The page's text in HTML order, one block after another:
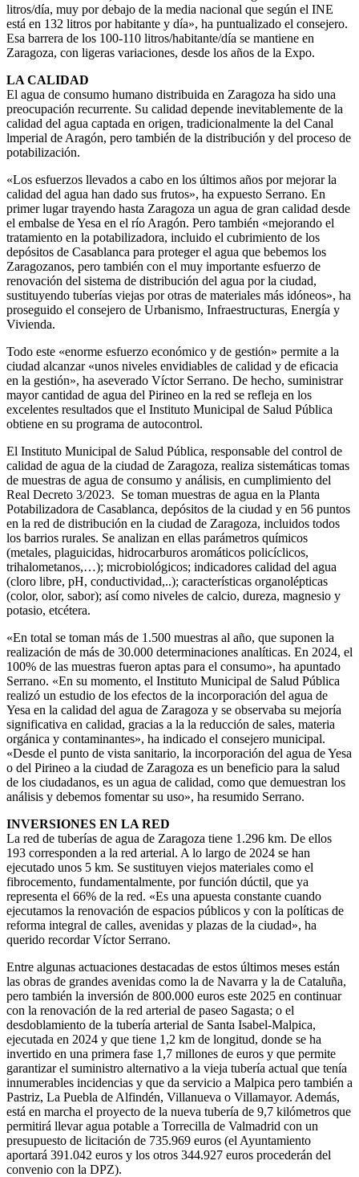
litros/día, muy por debajo de la media nacional que según el INE
está en 132 litros por habitante y día», ha puntualizado el consejero.
Esa barrera de los 100-110 litros/habitante/día se mantiene en
Zaragoza, con ligeras variaciones, desde los años de la Expo.
LA CALIDAD
El agua de consumo humano distribuida en Zaragoza ha sido una
preocupación recurrente. Su calidad depende inevitablemente de la
calidad del agua captada en origen, tradicionalmente la del Canal
lmperial de Aragón, pero también de la distribución y del proceso de
potabilización.
«Los esfuerzos llevados a cabo en los últimos años por mejorar la
calidad del agua han dado sus frutos», ha expuesto Serrano. En
primer lugar trayendo hasta Zaragoza un agua de gran calidad desde
el embalse de Yesa en el río Aragón. Pero también «mejorando el
tratamiento en la potabilizadora, incluido el cubrimiento de los
depósitos de Casablanca para proteger el agua que bebemos los
Zaragozanos, pero también con el muy importante esfuerzo de
renovación del sistema de distribución del agua por la ciudad,
sustituyendo tuberías viejas por otras de materiales más idóneos», ha
proseguido el consejero de Urbanismo, Infraestructuras, Energía y
Vivienda.
Todo este «enorme esfuerzo económico y de gestión» permite a la
ciudad alcanzar «unos niveles envidiables de calidad y de eficacia
en la gestión», ha aseverado Víctor Serrano. De hecho, suministrar
mayor cantidad de agua del Pirineo en la red se refleja en los
excelentes resultados que el Instituto Municipal de Salud Pública
obtiene en su programa de autocontrol.
El Instituto Municipal de Salud Pública, responsable del control de
calidad de agua de la ciudad de Zaragoza, realiza sistemáticas tomas
de muestras de agua de consumo y análisis, en cumplimiento del
Real Decreto 3/2023. Se toman muestras de agua en la Planta
Potabilizadora de Casablanca, depósitos de la ciudad y en 56 puntos
en la red de distribución en la ciudad de Zaragoza, incluidos todos
los barrios rurales. Se analizan en ellas parámetros químicos
(metales, plaguicidas, hidrocarburos aromáticos policíclicos,
trihalometanos,…); microbiológicos; indicadores calidad del agua
(cloro libre, pH, conductividad,..); características organolépticas
(color, olor, sabor); así como niveles de calcio, dureza, magnesio y
potasio, etcétera.
«En total se toman más de 1.500 muestras al año, que suponen la
realización de más de 30.000 determinaciones analíticas. En 2024, el
100% de las muestras fueron aptas para el consumo», ha apuntado
Serrano. «En su momento, el Instituto Municipal de Salud Pública
realizó un estudio de los efectos de la incorporación del agua de
Yesa en la calidad del agua de Zaragoza y se observaba su mejoría
significativa en calidad, gracias a la la reducción de sales, materia
orgánica y contaminantes», ha indicado el consejero municipal.
«Desde el punto de vista sanitario, la incorporación del agua de Yesa
o del Pirineo a la ciudad de Zaragoza es un beneficio para la salud
de los ciudadanos, es un agua de calidad, como que demuestran los
análisis y debemos fomentar su uso», ha resumido Serrano.
INVERSIONES EN LA RED
La red de tuberías de agua de Zaragoza tiene 1.296 km. De ellos
193 corresponden a la red arterial. A lo largo de 2024 se han
ejecutado unos 5 km. Se sustituyen viejos materiales como el
fibrocemento, fundamentalmente, por función dúctil, que ya
representa el 66% de la red. «Es una apuesta constante cuando
ejecutamos la renovación de espacios públicos y con la políticas de
reforma integral de calles, avenidas y plazas de la ciudad», ha
querido recordar Víctor Serrano.
Entre algunas actuaciones destacadas de estos últimos meses están
las obras de grandes avenidas como la de Navarra y la de Cataluña,
pero también la inversión de 800.000 euros este 2025 en continuar
con la renovación de la red arterial de paseo Sagasta; o el
desdoblamiento de la tubería arterial de Santa Isabel-Malpica,
ejecutada en 2024 y que tiene 1,2 km de longitud, donde se ha
invertido en una primera fase 1,7 millones de euros y que permite
garantizar el suministro alternativo a la vieja tubería actual que tenía
innumerables incidencias y que da servicio a Malpica pero también a
Pastriz, La Puebla de Alfindén, Villanueva o Villamayor. Además,
está en marcha el proyecto de la nueva tubería de 9,7 kilómetros que
permitirá llevar agua potable a Torrecilla de Valmadrid con un
presupuesto de licitación de 735.969 euros (el Ayuntamiento
aportará 391.042 euros y los otros 344.927 euros procederán del
convenio con la DPZ).